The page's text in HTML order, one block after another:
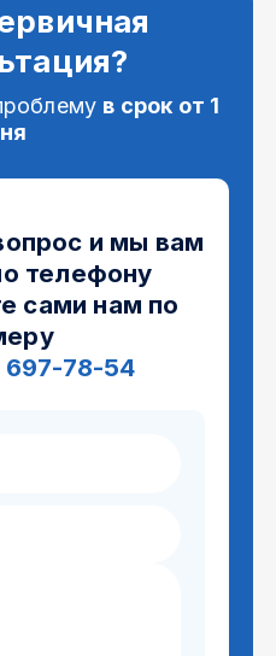
в срок от 1
и мы вам
телефону
сами нам по
78-54